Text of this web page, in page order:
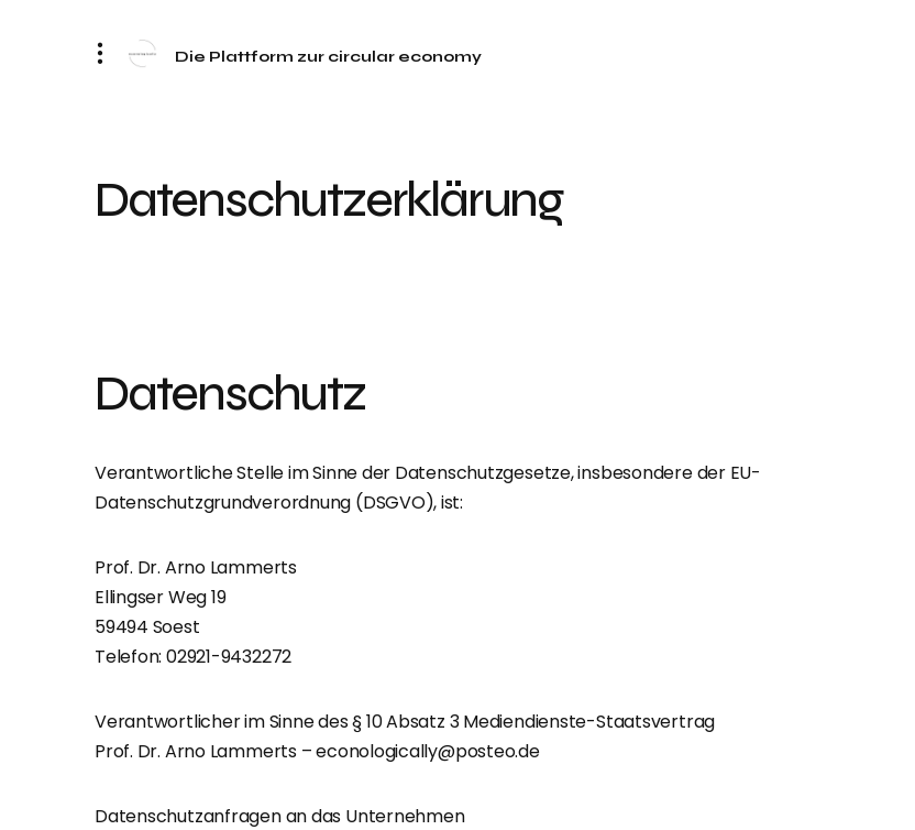
Die Plattform zur circular economy
Datenschutzerklärung
Datenschutz
Verantwortliche Stelle im Sinne der Datenschutzgesetze, insbesondere der EU-
Datenschutzgrundverordnung (DSGVO), ist:
Prof. Dr. Arno Lammerts
Ellingser Weg 19
59494 Soest
Telefon: 02921-9432272
Verantwortlicher im Sinne des § 10 Absatz 3 Mediendienste-Staatsvertrag
Prof. Dr. Arno Lammerts – econologically@posteo.de
Datenschutzanfragen an das Unternehmen